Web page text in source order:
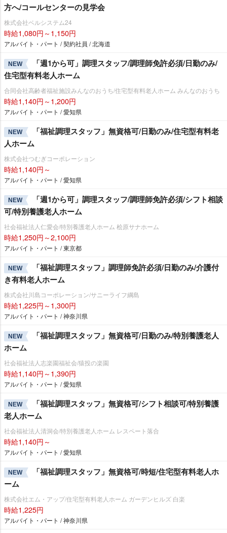
方へ/コールセンターの見学会
株式会社ベルシステム24
時給1,080円～1,150円
アルバイト・パート / 契約社員 / 北海道
NEW
「週1から可」調理スタッフ/調理師免許必須/日勤のみ/
住宅型有料老人ホーム
合同会社高齢者福祉施設みんなのおうち/住宅型有料老人ホーム みんなのおうち
時給1,140円～1,200円
アルバイト・パート / 愛知県
NEW
「福祉調理スタッフ」無資格可/日勤のみ/住宅型有料老
人ホーム
株式会社つむぎコーポレーション
時給1,140円～
アルバイト・パート / 愛知県
NEW
「週1から可」調理スタッフ/調理師免許必須/シフト相談
可/特別養護老人ホーム
社会福祉法人仁愛会/特別養護老人ホーム 桧原サナホーム
時給1,250円～2,100円
アルバイト・パート / 東京都
NEW
「福祉調理スタッフ」調理師免許必須/日勤のみ/介護付
き有料老人ホーム
株式会社川島コーポレーション/サニーライフ綱島
時給1,225円～1,300円
アルバイト・パート / 神奈川県
NEW
「福祉調理スタッフ」無資格可/日勤のみ/特別養護老人
ホーム
社会福祉法人志楽園福祉会/猿投の楽園
時給1,140円～1,390円
アルバイト・パート / 愛知県
NEW
「福祉調理スタッフ」無資格可/シフト相談可/特別養護
老人ホーム
社会福祉法人清洞会/特別養護老人ホーム レスペート落合
時給1,140円～
アルバイト・パート / 愛知県
NEW
「福祉調理スタッフ」無資格可/時短/住宅型有料老人ホ
ーム
株式会社エム・アップ/住宅型有料老人ホーム ガーデンヒルズ 白楽
時給1,225円
アルバイト・パート / 神奈川県